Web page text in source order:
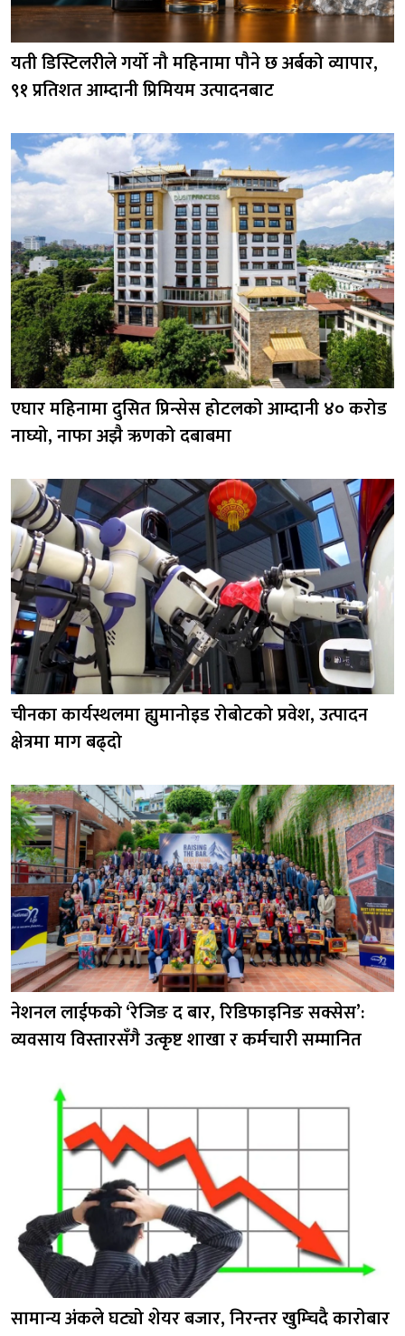
यती डिस्टिलरीले गर्यो नौ महिनामा पौने छ अर्बको व्यापार,
९१ प्रतिशत आम्दानी प्रिमियम उत्पादनबाट
एघार महिनामा दुसित प्रिन्सेस होटलको आम्दानी ४० करोड
नाघ्यो, नाफा अझै ऋणको दबाबमा
चीनका कार्यस्थलमा ह्युमानोइड रोबोटको प्रवेश, उत्पादन
क्षेत्रमा माग बढ्दो
नेशनल लाईफको ‘रेजिङ द बार, रिडिफाइनिङ सक्सेस’:
व्यवसाय विस्तारसँगै उत्कृष्ट शाखा र कर्मचारी सम्मानित
सामान्य अंकले घट्यो शेयर बजार, निरन्तर खुम्चिदै कारोबार